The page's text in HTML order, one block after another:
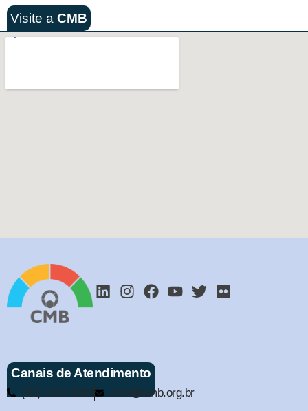
Visite a CMB
Canais de Atendimento
(61) 3321-9563 cmb@cmb.org.br